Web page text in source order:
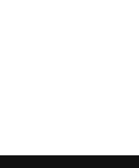
contento per la